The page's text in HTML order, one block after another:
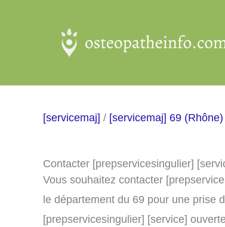
[servicemaj] / [servicemaj] 69 (Rhône)
Contacter [prepservicesingulier]
Vous souhaitez contacter
le département du 69 pour une prise
[prepservicesingulier] [service]